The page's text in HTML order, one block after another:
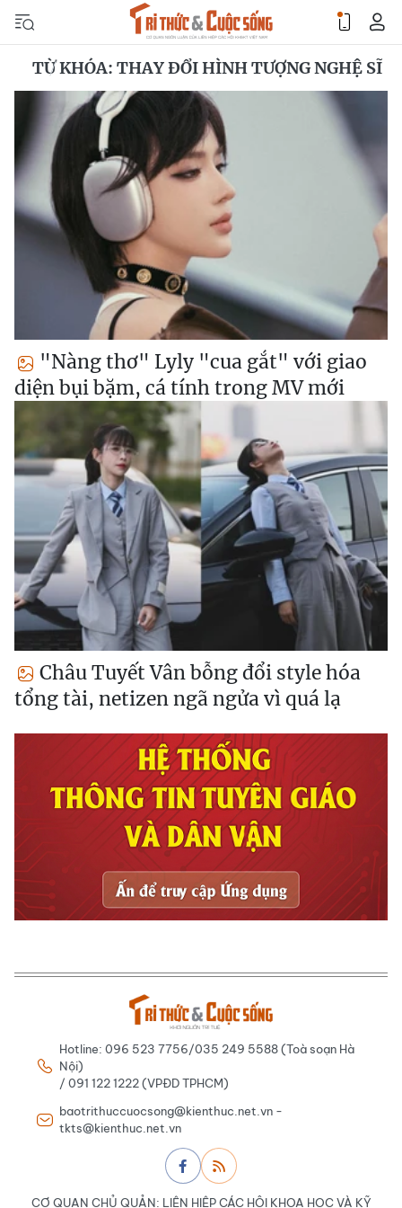
TỪ KHÓA: THAY ĐỔI HÌNH TƯỢNG NGHỆ SĨ
"Nàng thơ" Lyly "cua gắt" với giao
diện bụi bặm, cá tính trong MV mới
Châu Tuyết Vân bỗng đổi style hóa
tổng tài, netizen ngã ngửa vì quá lạ
Hotline: 096 523 7756/035 249 5588 (Toà soạn Hà
Nội)
/ 091 122 1222 (VPĐD TPHCM)
baotrithuccuocsong@kienthuc.net.vn -
tkts@kienthuc.net.vn
CƠ QUAN CHỦ QUẢN: LIÊN HIỆP CÁC HỘI KHOA HỌC VÀ KỸ